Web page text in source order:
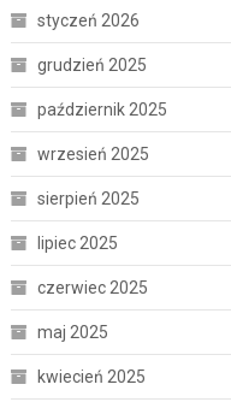
styczeń 2026
grudzień 2025
październik 2025
wrzesień 2025
sierpień 2025
lipiec 2025
czerwiec 2025
maj 2025
kwiecień 2025